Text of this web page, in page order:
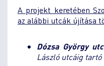
A projekt keretében
az alábbi utcák újítása
Dózsa György
László utcáig